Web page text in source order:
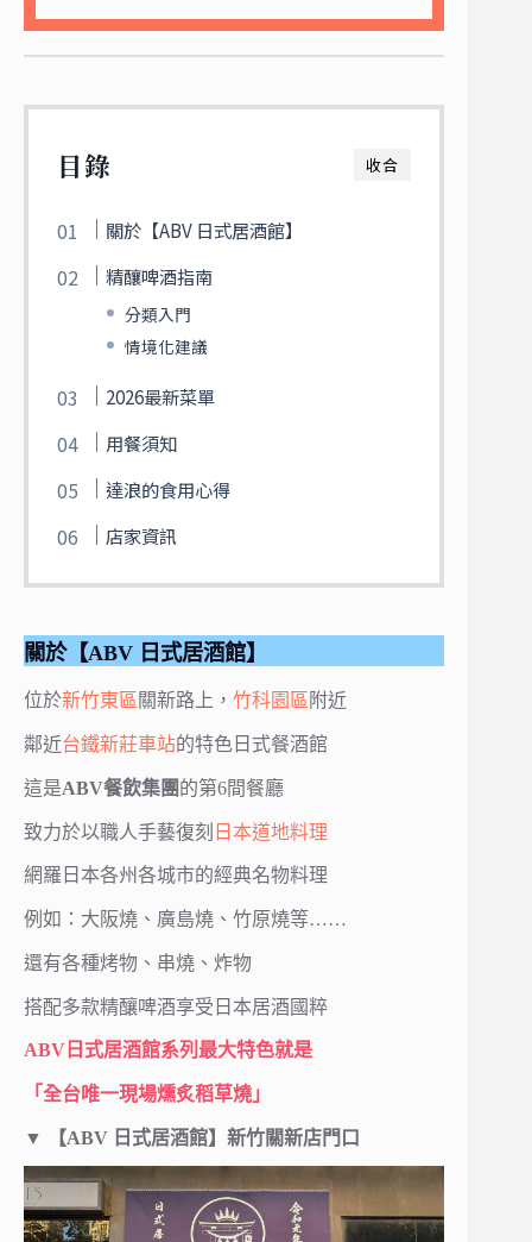
收合
目錄
關於【ABV 日式居酒館】
精釀啤酒指南
分類入門
情境化建議
2026最新菜單
用餐須知
達浪的食用心得
店家資訊
關於【ABV 日式居酒館】
位於新竹東區 關新路上， 竹科園區 附近
鄰近台鐵新莊車站的特色日式餐酒館
這是ABV餐飲集團的第6間餐廳
致力於以職人手藝復刻 日本道地料理
網羅日本各州各城市的經典名物料理
例如：大阪燒、廣島燒、竹原燒等……
還有各種烤物、串燒、炸物
搭配多款精釀啤酒享受日本居酒國粹
ABV 日式居酒館系列最大特色就是
「全台唯一現場燻炙稻草燒」
▼ 【ABV 日式居酒館】新竹關新店門口